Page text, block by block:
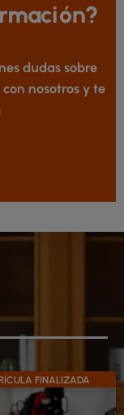
dudas sobre
nosotros y te
FINALIZADA